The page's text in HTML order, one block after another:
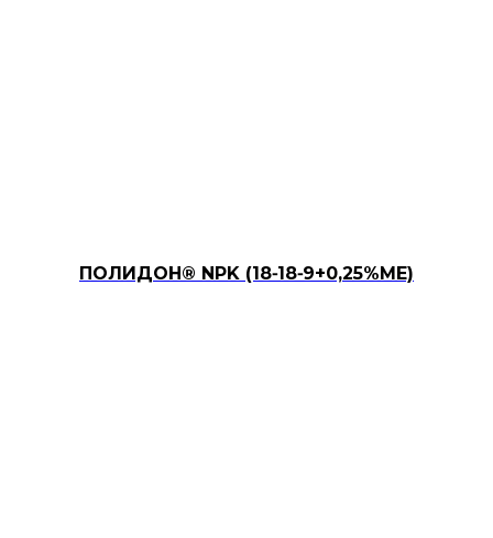
ПОЛИДОН® NPK (18⁃18⁃9+0,25%ME)